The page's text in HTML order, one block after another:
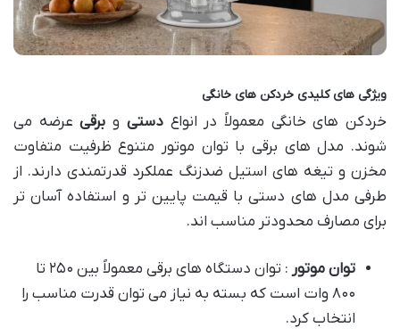
ویژگی های کلیدی خردکن های خانگی
خردکن های خانگی معمولاً در انواعدستی و برقیعرضه می
شوند. مدل های برقی با توان موتور متنوع ظرفیت متفاوت
مخزن و تیغه های استیل ضدزنگ عملکرد قدرتمندی دارند. از
طرفی مدل های دستی با قیمت پایین تر و استفاده آسان تر
برای مصارف محدودتر مناسب اند.
توان موتور
: توان دستگاه های برقی معمولاً بین ۲۵۰ تا
۸۰۰ وات است که بسته به نیاز می توان قدرت مناسب را
انتخاب کرد.